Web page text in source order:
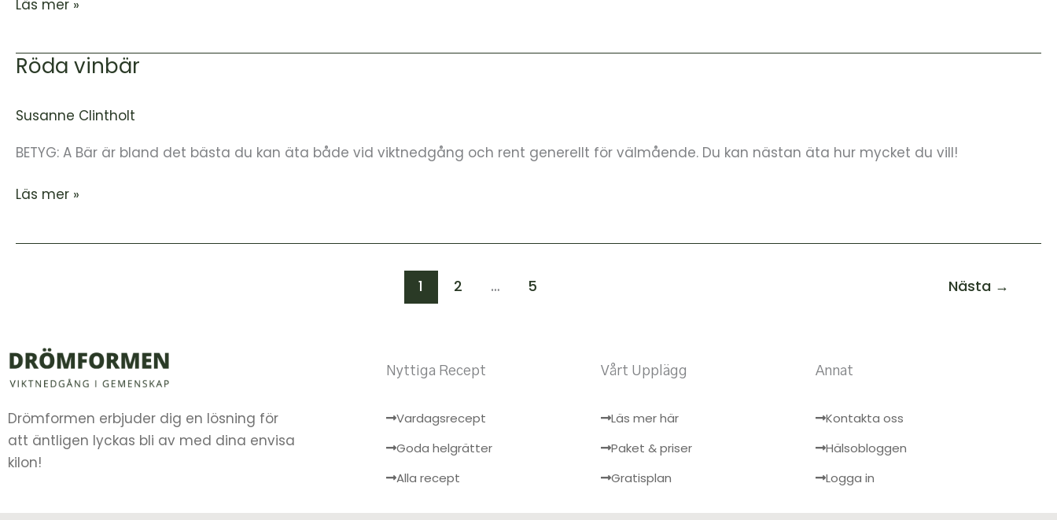
Läs mer »
Röda vinbär
Susanne Clintholt
BETYG: A Bär är bland det bästa du kan äta både vid viktnedgång och rent generellt för välmående. Du kan nästan äta hur mycket du vill!
Röda
Läs mer »
1 2 … 5 Nästa →
Drömformen erbjuder dig en lösning för
att äntligen lyckas bli av med dina envisa
kilon!
Nyttiga Recept
Vardagsrecept
Goda helgrätter
Alla recept
Vårt Upplägg
Läs mer här
Paket & priser
Gratisplan
Annat
Kontakta oss
Hälsobloggen
Logga in